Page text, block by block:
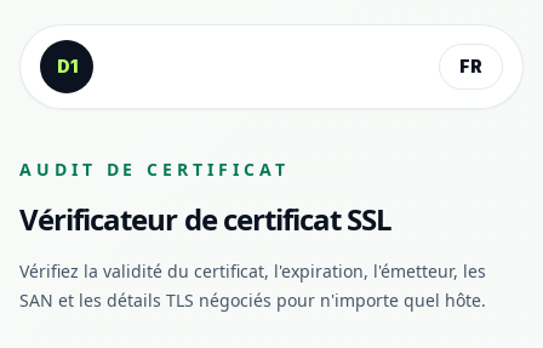
Aller au contenu
D1
FR
AUDIT DE CERTIFICAT
Vérificateur de certificat SSL
Vérifiez la validité du certificat, l'expiration, l'émetteur, les
SAN et les détails TLS négociés pour n'importe quel hôte.